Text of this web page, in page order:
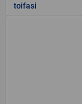
toifasi